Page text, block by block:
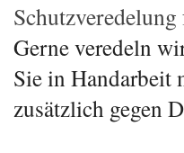
Gerne veredeln
Sie in Handarbeit
zusätzlich gegen